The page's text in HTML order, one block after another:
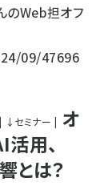
のWeb担オフ
09/47696
| ↓ セミナー | オ
用、
とは？